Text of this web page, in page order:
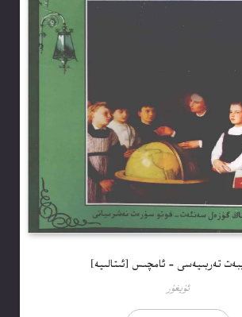
تەربىيەسى – ئامچىس [ئىتالىيە]
ئۇيغۇر